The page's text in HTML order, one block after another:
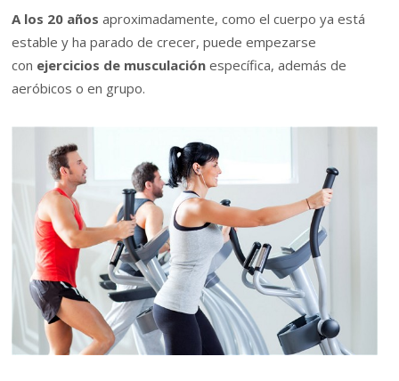
A los 20 años aproximadamente, como el cuerpo ya está
estable y ha parado de crecer, puede empezarse
con ejercicios de musculación específica, además de
aeróbicos o en grupo.